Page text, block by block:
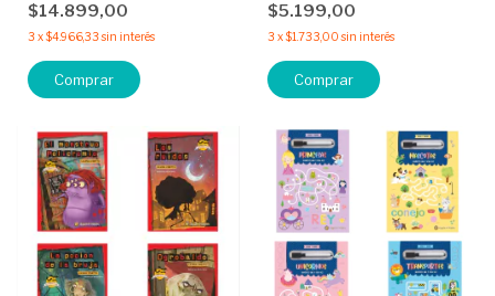
$14.899,00
3 x$4.966,33 sin interés
Comprar
$5.199,00
3 x$1.733,00 sin interés
Comprar